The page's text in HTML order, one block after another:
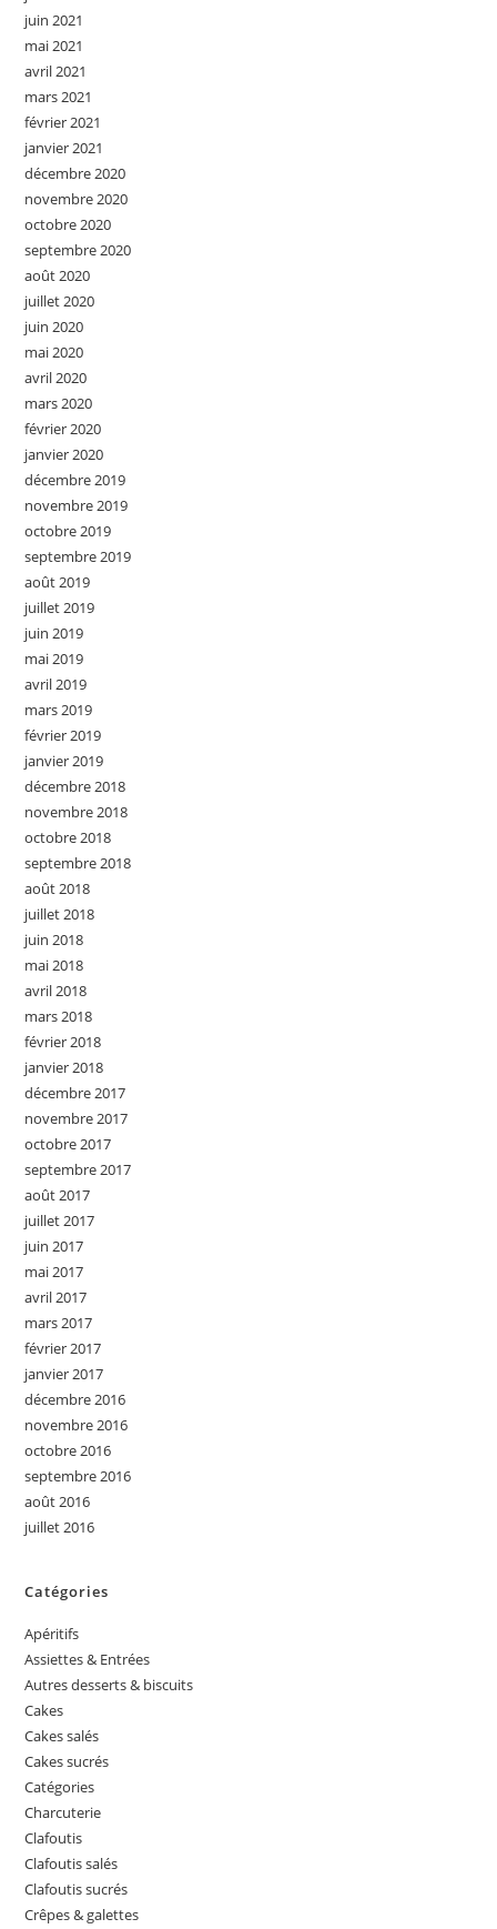
juin 2021
mai 2021
avril 2021
mars 2021
février 2021
janvier 2021
décembre 2020
novembre 2020
octobre 2020
septembre 2020
août 2020
juillet 2020
juin 2020
mai 2020
avril 2020
mars 2020
février 2020
janvier 2020
décembre 2019
novembre 2019
octobre 2019
septembre 2019
août 2019
juillet 2019
juin 2019
mai 2019
avril 2019
mars 2019
février 2019
janvier 2019
décembre 2018
novembre 2018
octobre 2018
septembre 2018
août 2018
juillet 2018
juin 2018
mai 2018
avril 2018
mars 2018
février 2018
janvier 2018
décembre 2017
novembre 2017
octobre 2017
septembre 2017
août 2017
juillet 2017
juin 2017
mai 2017
avril 2017
mars 2017
février 2017
janvier 2017
décembre 2016
novembre 2016
octobre 2016
septembre 2016
août 2016
juillet 2016
Catégories
Apéritifs
Assiettes & Entrées
Autres desserts & biscuits
Cakes
Cakes salés
Cakes sucrés
Catégories
Charcuterie
Clafoutis
Clafoutis salés
Clafoutis sucrés
Crêpes & galettes